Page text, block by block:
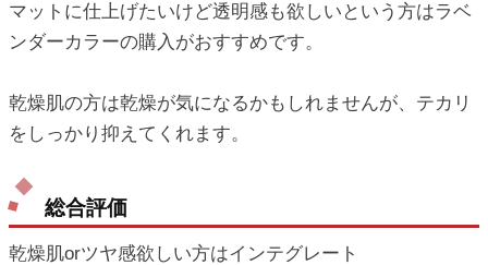
マットに仕上げたいけど透明感も欲しいという方はラベ
ンダーカラーの購入がおすすめです。
乾燥肌の方は乾燥が気になるかもしれませんが、テカリ
をしっかり抑えてくれます。
総合評価
乾燥肌orツヤ感欲しい方はインテグレート